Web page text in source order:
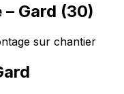
– Gard (30)
sur chantier